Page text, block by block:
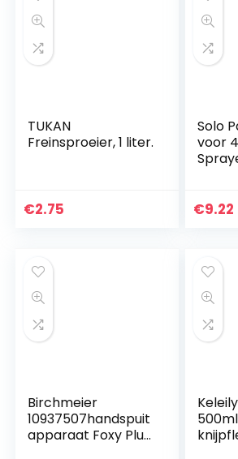
TUKAN
Freinsproeier, 1 liter.
€2.75
Solo
voor
€9.22
Birchmeier
10937507handspuit
apparaat Foxy Plus,